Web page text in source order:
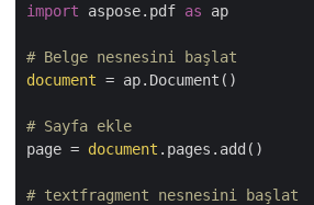
import aspose.pdf as ap
# Belge nesnesini başlat
document = ap.Document()
# Sayfa ekle
page = document .pages.add()
# textfragment nesnesini başlat